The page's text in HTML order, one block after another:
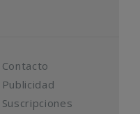
Contacto
Publicidad
Suscripciones